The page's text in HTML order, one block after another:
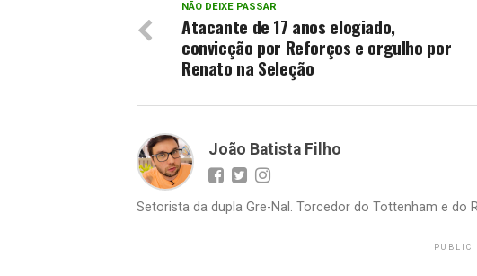
NÃO DEIXE PASSAR
Atacante de 17 anos elogiado,
convicção por Reforços e orgulho por
Renato na Seleção
João Batista Filho
Setorista da dupla Gre-Nal. Torcedor do Tottenham e do